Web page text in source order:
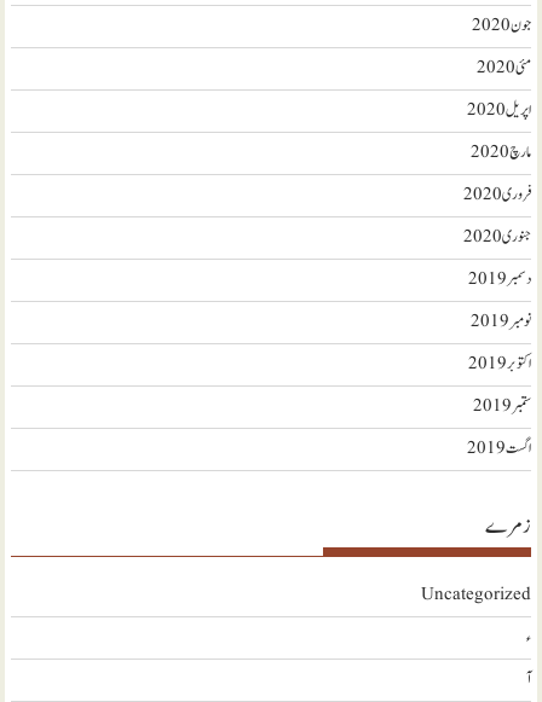
جون 2020
مئی 2020
اپریل 2020
مارچ 2020
فروری 2020
جنوری 2020
دسمبر 2019
نومبر 2019
اکتوبر 2019
ستمبر 2019
اگست 2019
زمرے
Uncategorized
ء
آ